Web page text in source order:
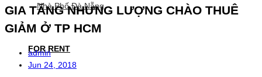
Nhà Phố Đà Nẵng
FOR RENT
GIA TĂNG NHƯNG LƯỢNG CHÀO THUÊ
GIẢM Ở TP HCM
admin
Jun 24, 2018